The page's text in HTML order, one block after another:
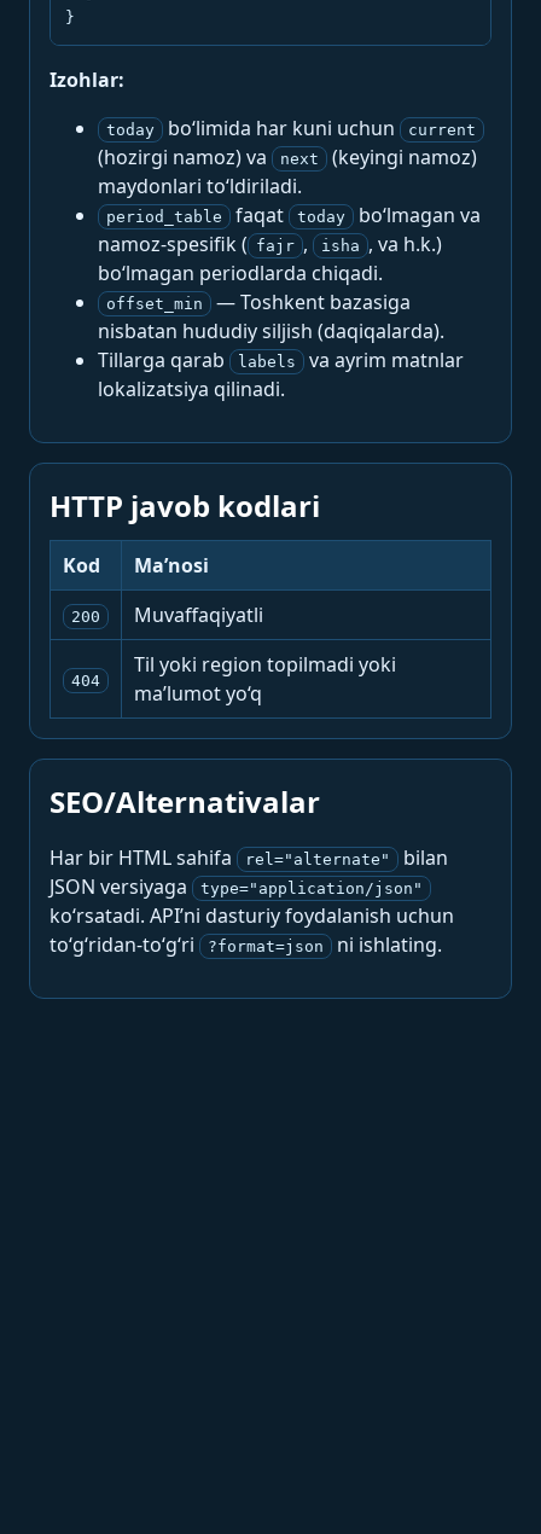
}
Izohlar:
today bo‘limida har kuni uchun current
(hozirgi namoz) va next
(keyingi namoz)
maydonlari to‘ldiriladi.
period_table faqat today
bo‘lmagan va
namoz-spesifik ( fajr , isha , va h.k.)
bo‘lmagan periodlarda chiqadi.
offset_min
— Toshkent bazasiga
nisbatan hududiy siljish (daqiqalarda).
Tillarga qarab
labels
va ayrim matnlar
lokalizatsiya qilinadi.
HTTP javob kodlari
Kod Ma’nosi
200 Muvaffaqiyatli
404
Til yoki region topilmadi yoki
ma’lumot yo‘q
SEO/Alternativalar
Har bir HTML sahifa rel="alternate"
bilan
JSON versiyaga
type="application/json"
ko‘rsatadi. API’ni dasturiy foydalanish uchun
to‘g‘ridan-to‘g‘ri
?format=json ni ishlating.